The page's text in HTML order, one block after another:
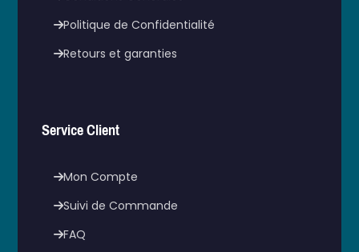
Politique de Confidentialité
Retours et garanties
Service Client
Mon Compte
Suivi de Commande
FAQ